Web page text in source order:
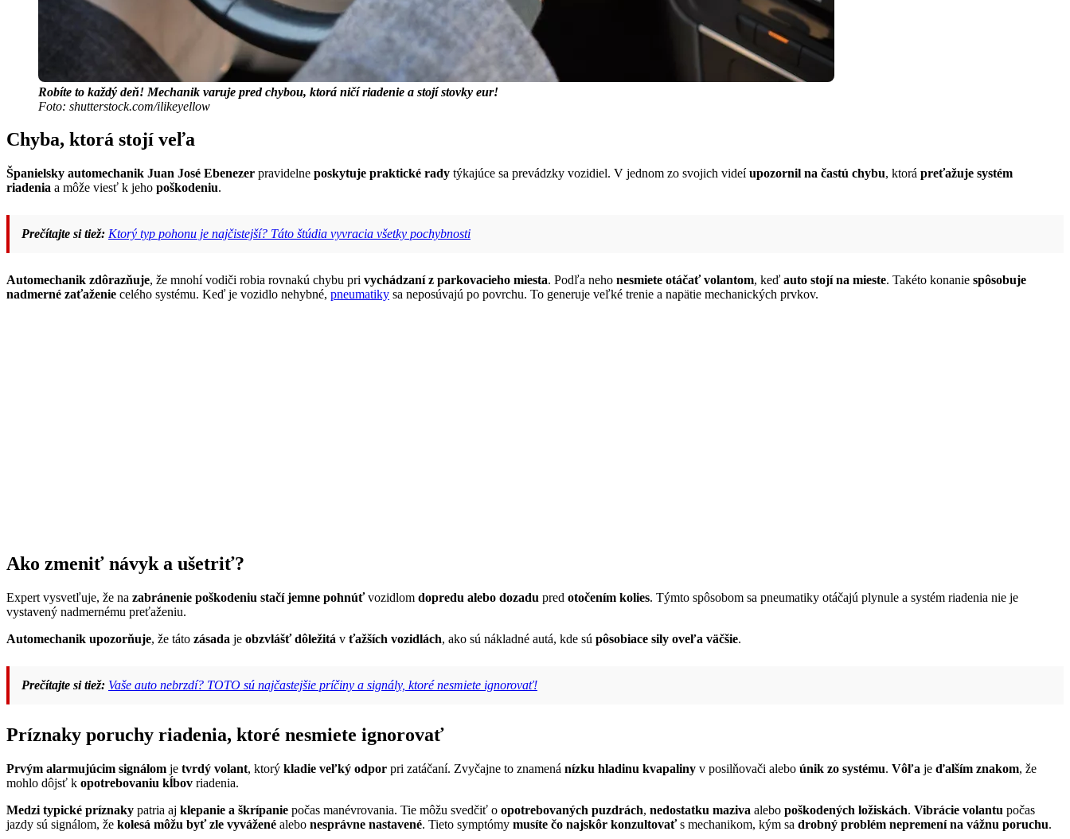
Robíte to každý deň! Mechanik varuje pred chybou, ktorá ničí riadenie a stojí stovky eur!
Foto: shutterstock.com/ilikeyellow
Chyba, ktorá stojí veľa
Španielsky automechanik Juan José Ebenezer pravidelne poskytuje praktické rady týkajúce sa prevádzky vozidiel. V jednom zo svojich videíupozornil na častú chybu, ktorá preťažuje systém
riadenia a môže viesť k jeho poškodeniu.
Prečítajte si tiež: Ktorý typ pohonu je najčistejší? Táto štúdia vyvracia všetky pochybnosti
Automechanik zdôrazňuje, že mnohí vodiči robia rovnakú chybu pri vychádzaní z parkovacieho miesta. Podľa neho nesmiete otáčať volantom, keď auto stojí na mieste. Takéto konanie spôsobuje
nadmerné zaťaženie celého systému. Keď je vozidlo nehybné, pneumatiky sa neposúvajú po povrchu. To generuje veľké trenie a napätie mechanických prvkov.
Ako zmeniť návyk a ušetriť?
Expert vysvetľuje, že na zabránenie poškodeniu stačí jemne pohnúťvozidlom dopredu alebo dozadu pred otočením kolies. Týmto spôsobom sa pneumatiky otáčajú plynule a systém riadenia nie je
vystavený nadmernému preťaženiu.
Automechanik upozorňuje, že táto zásada je obzvlášť dôležitá v ťažších vozidlách, ako sú nákladné autá, kde sú pôsobiace sily oveľa väčšie.
Prečítajte si tiež: Vaše auto nebrzdí? TOTO sú najčastejšie príčiny a signály, ktoré nesmiete ignorovať!
Príznaky poruchy riadenia, ktoré nesmiete ignorovať
Prvým alarmujúcim signálom je tvrdý volant, ktorý kladie veľký odpor pri zatáčaní. Zvyčajne to znamená nízku hladinu kvapaliny v posilňovači alebo únik zo systému. Vôľa je ďalším znakom, že
mohlo dôjsť k opotrebovaniu kĺbov riadenia.
Medzi typické príznaky patria aj klepanie a škrípanie počas manévrovania. Tie môžu svedčiť o opotrebovaných puzdrách, nedostatku maziva alebo poškodených ložiskách. Vibrácie volantu počas
jazdy sú signálom, že kolesá môžu byť zle vyvážené alebo nesprávne nastavené. Tieto symptómy musíte čo najskôr konzultovaťs mechanikom, kým sa drobný problém nepremení na vážnu poruchu.